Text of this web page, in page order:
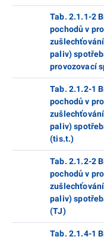
Tab. 2.1.1-2
pochodů v
paliv)
provozovací
Tab. 2.1.2-1
pochodů v
paliv)
(tis.t.)
Tab. 2.1.2-2
pochodů v
paliv)
(TJ)
Tab. 2.1.4-1